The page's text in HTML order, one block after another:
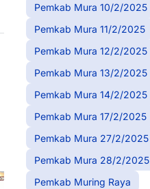
Pemkab Mura 10/2/2025
Pemkab Mura 11/2/2025
Pemkab Mura 12/2/2025
Pemkab Mura 13/2/2025
Pemkab Mura 14/2/2025
Pemkab Mura 17/2/2025
Pemkab Mura 27/2/2025
Pemkab Mura 28/2/2025
Pemkab Muring Raya